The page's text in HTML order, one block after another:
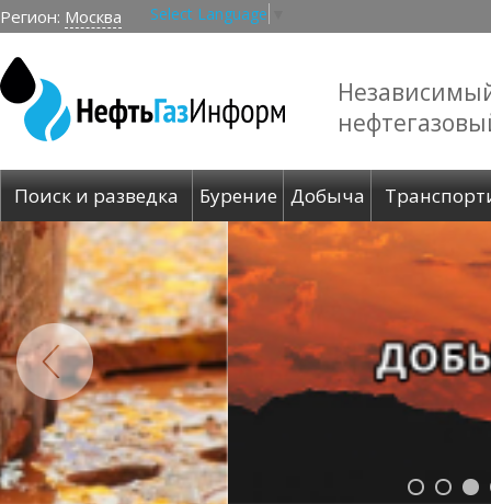
Регион: Москва Select Language
Поиск и разведка Бурение Добыча